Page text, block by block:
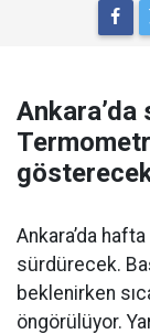
Ankara’da
Ankara’da
sürdürecek.
beklenirken
öngörülüyor.